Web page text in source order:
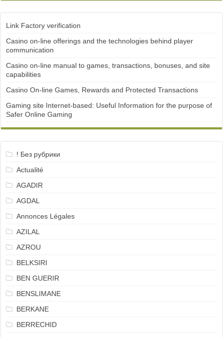
Link Factory verification
Casino on-line offerings and the technologies behind player
communication
Casino on-line manual to games, transactions, bonuses, and site
capabilities
Casino On-line Games, Rewards and Protected Transactions
Gaming site Internet-based: Useful Information for the purpose of
Safer Online Gaming
! Без рубрики
Actualité
AGADIR
AGDAL
Annonces Légales
AZILAL
AZROU
BELKSIRI
BEN GUERIR
BENSLIMANE
BERKANE
BERRECHID